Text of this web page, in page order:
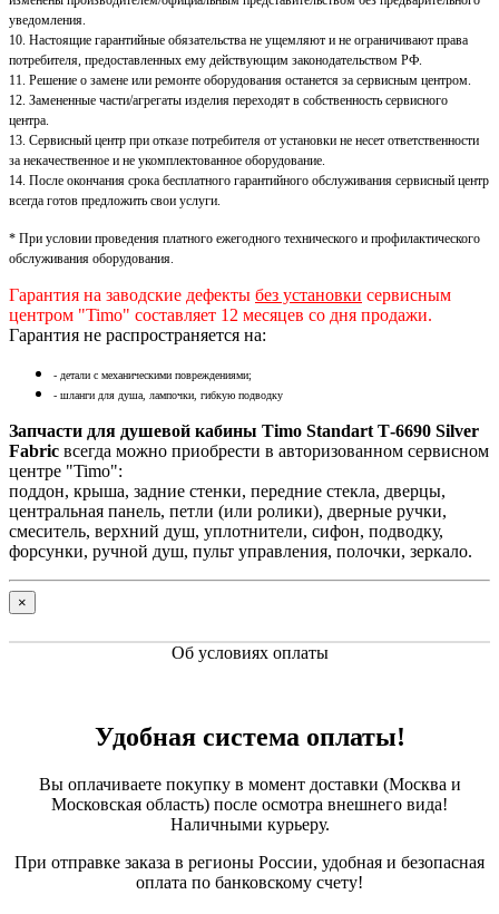
уведомления.
10. Настоящие гарантийные обязательства не ущемляют и не ограничивают права
потребителя, предоставленных ему действующим законодательством РФ.
11. Решение о замене или ремонте оборудования останется за сервисным центром.
12. Замененные части/агрегаты изделия переходят в собственность сервисного
центра.
13. Сервисный центр при отказе потребителя от установки не несет ответственности
за некачественное и не укомплектованное оборудование.
14. После окончания срока бесплатного гарантийного обслуживания сервисный центр
всегда готов предложить свои услуги.
* При условии проведения платного ежегодного технического и профилактического
обслуживания оборудования.
Гарантия на заводские дефекты без установки сервисным
центром "Timo" составляет 12 месяцев со дня продажи.
Гарантия не распространяется на:
- детали с механическими повреждениями;
- шланги для душа, лампочки, гибкую подводку
Запчасти для душевой кабины Timo Standart Т-6690 Silver
Fabric всегда можно приобрести в авторизованном сервисном
центре "Timo":
поддон, крыша, задние стенки, передние стекла, дверцы,
центральная панель, петли (или ролики), дверные ручки,
смеситель, верхний душ, уплотнители, сифон, подводку,
форсунки, ручной душ, пульт управления, полочки, зеркало.
×
Об условиях оплаты
Удобная система оплаты!
Вы оплачиваете покупку в момент доставки (Москва и
Московская область) после осмотра внешнего вида!
Наличными курьеру.
При отправке заказа в регионы России, удобная и безопасная
оплата по банковскому счету!